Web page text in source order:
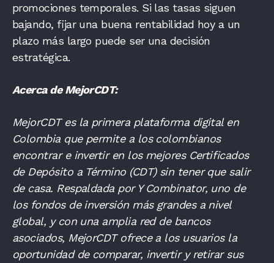
promociones temporales. Si las tasas siguen
bajando, fijar una buena rentabilidad hoy a un
plazo más largo puede ser una decisión
estratégica.
Acerca de MejorCDT:
MejorCDT es la primera plataforma digital en
Colombia que permite a los colombianos
encontrar e invertir en los mejores Certificados
de Depósito a Término (CDT) sin tener que salir
de casa. Respaldada por Y Combinator, uno de
los fondos de inversión más grandes a nivel
global, y con una amplia red de bancos
asociados, MejorCDT ofrece a los usuarios la
oportunidad de comparar, invertir y retirar sus